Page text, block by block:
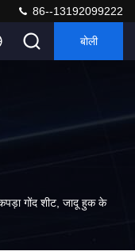
86--13192099222
बोली
कपड़ा गोंद शीट, जादू हुक के